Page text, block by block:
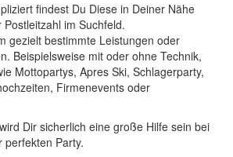
findest Du Diese in Deiner Nähe
im Suchfeld.
gezielt bestimmte Leistungen oder
Beispielsweise mit oder ohne Technik,
Mottopartys, Apres Ski, Schlagerparty,
Firmenevents oder
wird Dir sicherlich eine große Hilfe sein bei
perfekten Party.